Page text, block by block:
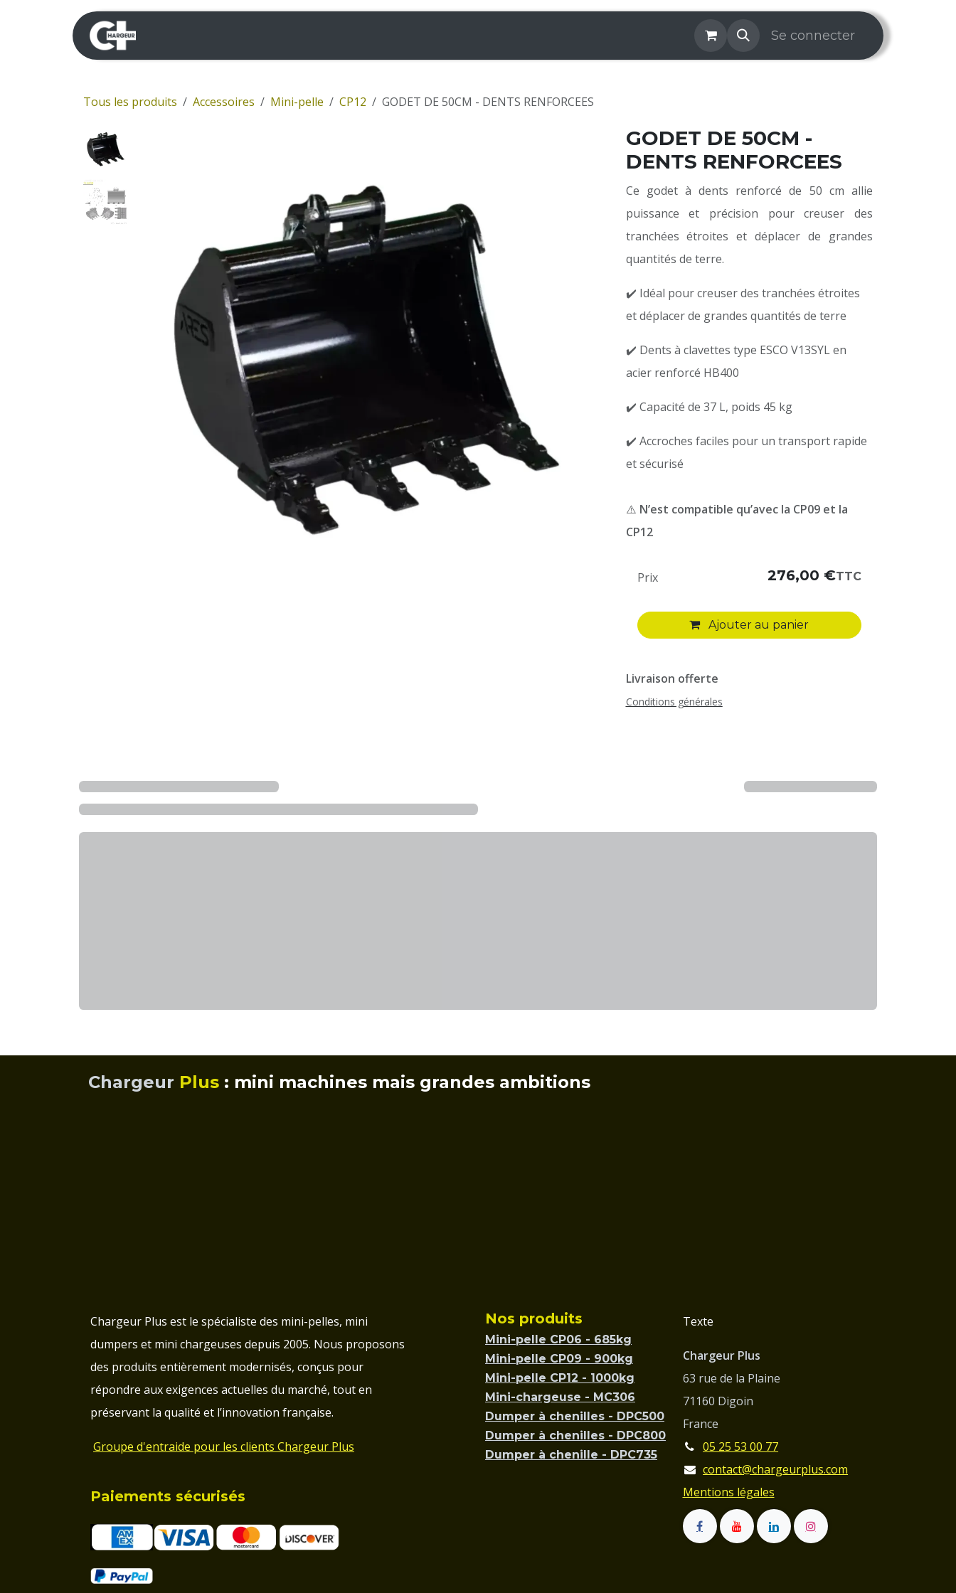
Se rendre au contenu
Infos & Services Galerie Aide Prise de rendez-
Se connecter
Tous les produits Accessoires Mini-pelle CP12 GODET DE 50CM - DENTS RENFORCEES
GODET DE 50CM -
DENTS RENFORCEES
Ce godet à dents renforcé de 50 cm allie
puissance et précision pour creuser des
tranchées étroites et déplacer de grandes
quantités de terre.
✔️ Idéal pour creuser des tranchées étroites
et déplacer de grandes quantités de terre
✔️ Dents à clavettes type ESCO V13SYL en
acier renforcé HB400
✔️ Capacité de 37 L, poids 45 kg
✔️ Accroches faciles pour un transport rapide
et sécurisé
⚠️ N’est compatible qu’avec la CP09 et la
CP12
Ajouter au panier
Prix 276,00 €TTC
Livraison offerte
Conditions générales
Chargeur Plus : mini machines mais grandes ambitions
Nos produits
Mini-pelle CP06 - 685kg
Mini-pelle CP09 - 900kg
Mini-pelle CP12 - 1000kg
Mini-chargeuse - MC306
Dumper à chenilles - DPC500
Dumper à chenilles - DPC800
Dumper à chenille - DPC735
Texte
Chargeur Plus
63 rue de la Plaine
71160 Digoin
France
05 25 53 00 77
contact@chargeurplus.com
Mentions légales
Paiements sécurisés
Chargeur Plus est le spécialiste des mini-pelles, mini
dumpers et mini chargeuses depuis 2005. Nous proposons
des produits entièrement modernisés, conçus pour
répondre aux exigences actuelles du marché, tout en
préservant la qualité et l’innovation française.
Groupe d'entraide pour les clients Chargeur Plus